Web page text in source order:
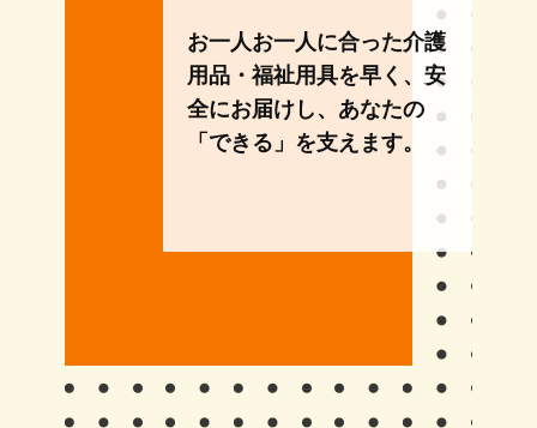
お一人お一人に合った介護
用品・福祉用具を早く、安
全にお届けし、あなたの
「できる」を支えます。